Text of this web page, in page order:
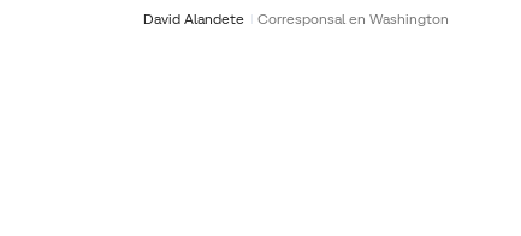
David Alandete Corresponsal en Washington